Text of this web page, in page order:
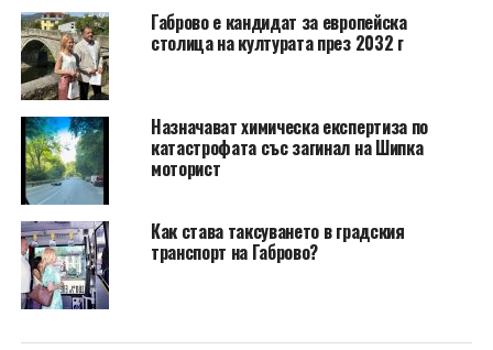
Габрово е кандидат за европейска
столица на културата през 2032 г
Назначават химическа експертиза по
катастрофата със загинал на Шипка
моторист
Как става таксуването в градския
транспорт на Габрово?